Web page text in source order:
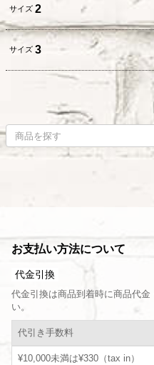
サイズ 2
サイズ 3
お支払い方法について
代金引換
代金引換は商品到着時に商品代
い。
代引き手数料
¥10,000未満は¥330（tax in）